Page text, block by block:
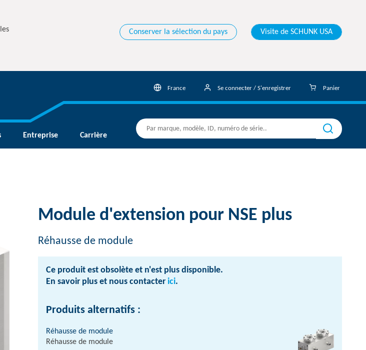
Conserver la sélection du pays Visite de SCHUNK USA
France Se connecter / S'enregistrer Panier
Entreprise Carrière
Module d'extension pour NSE plus
Réhausse de module
Ce produit est obsolète et n'est plus disponible.
En savoir plus et nous contacter ici.
Produits alternatifs :
Réhausse de module
Réhausse de module